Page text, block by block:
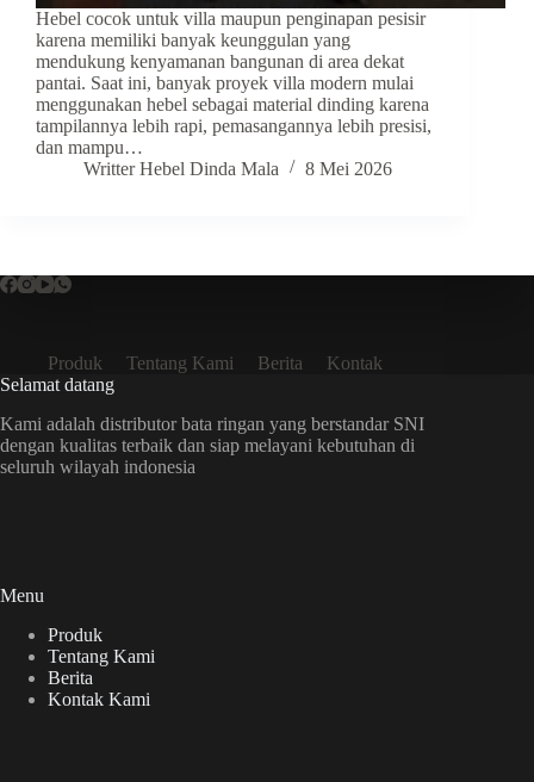
Hebel cocok untuk villa maupun penginapan pesisir
karena memiliki banyak keunggulan yang
mendukung kenyamanan bangunan di area dekat
pantai. Saat ini, banyak proyek villa modern mulai
menggunakan hebel sebagai material dinding karena
tampilannya lebih rapi, pemasangannya lebih presisi,
dan mampu…
Writter Hebel Dinda Mala
8 Mei 2026
Produk Tentang Kami Berita
Kontak
Selamat datang
Kami adalah distributor bata ringan yang berstandar SNI
dengan kualitas terbaik dan siap melayani kebutuhan di
seluruh wilayah indonesia
Menu
Produk
Tentang Kami
Berita
Kontak Kami